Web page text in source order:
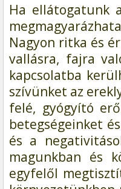
Ha ellátogatunk
Nagyon ritka és
vallásra, fajra
kapcsolatba
szívünket az
felé, gyógyító
betegségeinket
és a
magunkban és
egyfelől